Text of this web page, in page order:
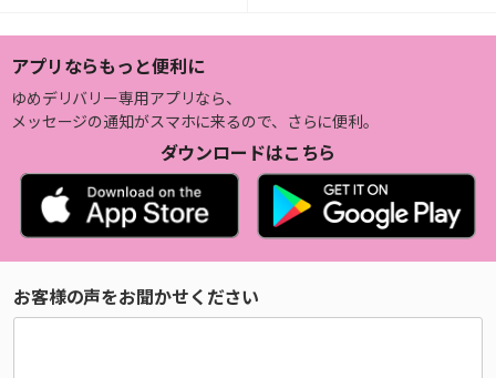
アプリならもっと便利に
ゆめデリバリー専用アプリなら、
メッセージの通知がスマホに来るので、さらに便利。
ダウンロードはこちら
お客様の声をお聞かせください